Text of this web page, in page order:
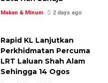
Makan & Minum 2 days ago
Rapid KL Lanjutkan
Perkhidmatan Percuma
LRT Laluan Shah Alam
Sehingga 14 Ogos